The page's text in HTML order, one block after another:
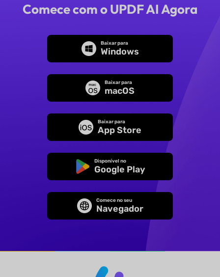
Comece com o UPDF AI Agora
Baixar para
Windows
Baixar para
macOS
Baixar para
App Store
Disponível no
Google Play
Comece no seu
Navegador